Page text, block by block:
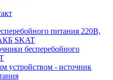
питания 220В,
SKAT
бесперебойного
устройством - источник